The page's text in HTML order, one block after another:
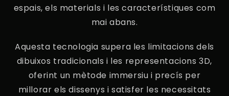
espais, els materials i les característiques com
mai abans.
Aquesta tecnologia supera les limitacions dels
dibuixos tradicionals i les representacions 3D,
oferint un mètode immersiu i precís per
millorar els dissenys i satisfer les necessitats